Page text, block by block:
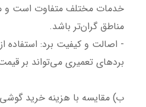
خدمات مختلف متفاوت است و
مناطق گران‌تر باشد.
- اصالت و کیفیت برد: استفاده
بردهای تعمیری می‌تواند بر
ب) مقایسه با هزینه خرید